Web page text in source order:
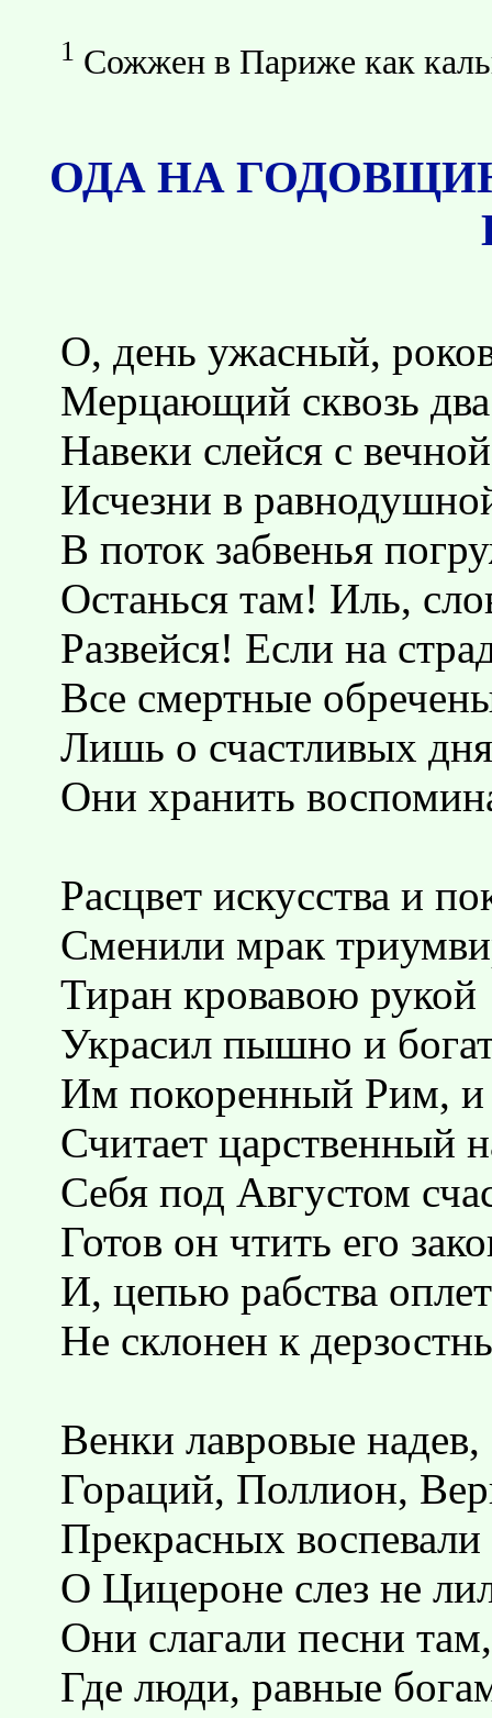
1 Сожжен в Париже как
ОДА НА
О, день ужасный,
Мерцающий сквозь два
Навеки слейся с
Исчезни в
В поток забвенья
Останься там! Иль,
Развейся! Если на
Все смертные
Лишь о счастливых
Они хранить
Расцвет искусства и
Сменили мрак
Тиран кровавою рукой
Украсил пышно и
Им покоренный Рим, и
Считает царственный
Себя под Августом
Готов он чтить его
И, цепью рабства
Не склонен к
Венки лавровые надев,
Гораций, Поллион,
Прекрасных воспевали
О Цицероне слез не
Они слагали песни там,
Где люди, равные